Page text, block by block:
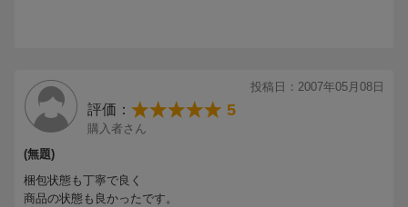
投稿日：2007年05月08日
評価： 5
購入者さん
(無題)
梱包状態も丁寧で良く
商品の状態も良かったです。